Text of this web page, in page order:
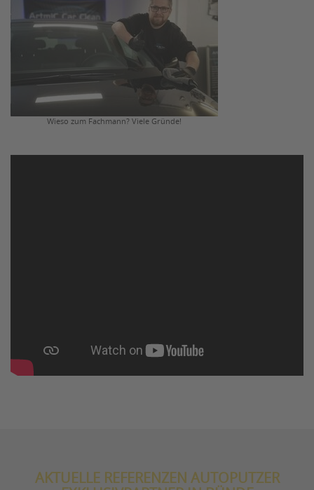
Wieso zum Fachmann? Viele Gründe!
AKTUELLE REFERENZEN AUTOPUTZER